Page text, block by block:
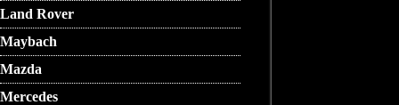
Land Rover
Maybach
Mazda
Mercedes